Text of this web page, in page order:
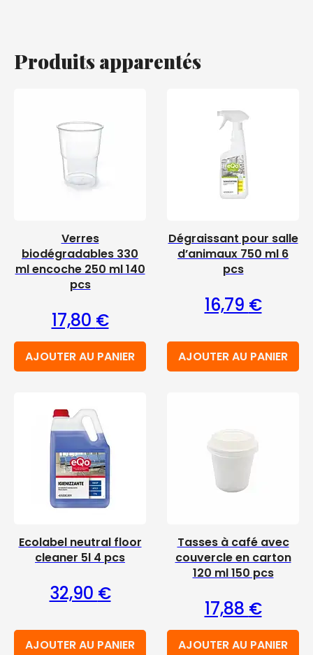
Produits apparentés
Verres
biodégradables 330
ml encoche 250 ml 140
pcs
17,80 €
AJOUTER AU PANIER
Dégraissant pour salle
d’animaux 750 ml 6
pcs
16,79 €
AJOUTER AU PANIER
Ecolabel neutral floor
cleaner 5l 4 pcs
32,90 €
AJOUTER AU PANIER
Tasses à café avec
couvercle en carton
120 ml 150 pcs
17,88 €
AJOUTER AU PANIER